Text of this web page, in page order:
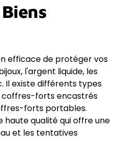
efficace de protéger vos
l'argent liquide, les
Il existe différents types
forts encastrés
forts portables.
haute qualité qui offre une
et les tentatives